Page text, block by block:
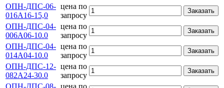
ОПН-ДПС-06-
016А16-15,0
цена по
запросу
Заказать
ОПН-ДПС-04-
006А06-10.0
цена по
запросу
Заказать
ОПН-ДПС-04-
014А04-10.0
цена по
запросу
Заказать
ОПН-ДПС-12-
082А24-30.0
цена по
запросу
Заказать
ОПН-ДПС-08- цена по